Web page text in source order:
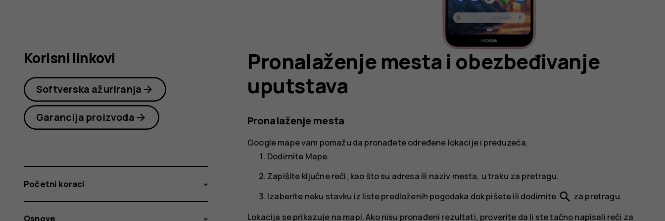
Pronalaženje mesta i obezbeđivanje
uputstava
Pronalaženje mesta
Google mapevam pomažu da pronađete određene lokacije i preduzeća.
Dodirnite Mape.
Zapišite ključne reči, kao što su adresa ili naziv mesta, u traku za pretragu.
Izaberite neku stavku iz liste predloženih pogodaka dok pišete ili dodirnite search za pretragu.
Lokacija se prikazuje na mapi. Ako nisu pronađeni rezultati, proverite da li ste tačno napisali reči za
Korisni linkovi
Softverska ažuriranja
Garancija proizvoda
Početni koraci
Osnove